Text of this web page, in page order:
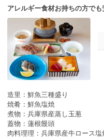
アレルギー食材お持ちの方でも
造里：鮮魚三種盛り
焼肴：鮮魚塩焼
煮物：兵庫県産蒸し玉葱
蓋物：蓮根饅頭
肉料理理：兵庫県産牛ロー